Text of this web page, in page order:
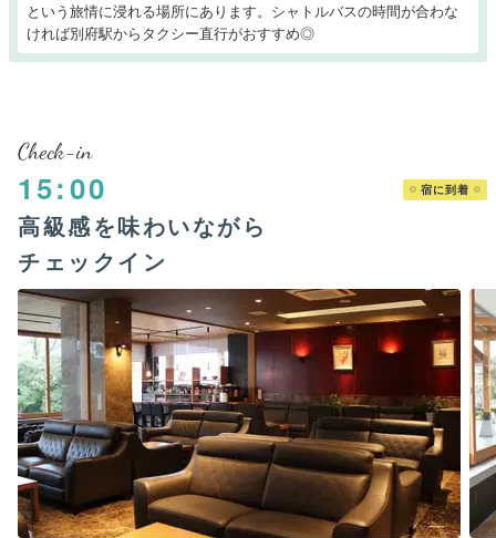
という旅情に浸れる場所にあります。シャトルバスの時間が合わな
ければ別府駅からタクシー直行がおすすめ◎
Check-in
15:00 宿に到着
高級感を味わいながら
チェックイン